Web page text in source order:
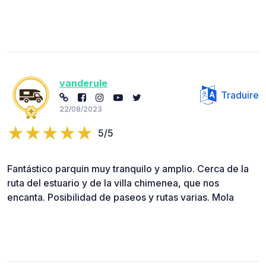
vanderule
22/08/2023
Traduire
5/5
Fantástico parquin muy tranquilo y amplio. Cerca de la
ruta del estuario y de la villa chimenea, que nos
encanta. Posibilidad de paseos y rutas varias. Mola